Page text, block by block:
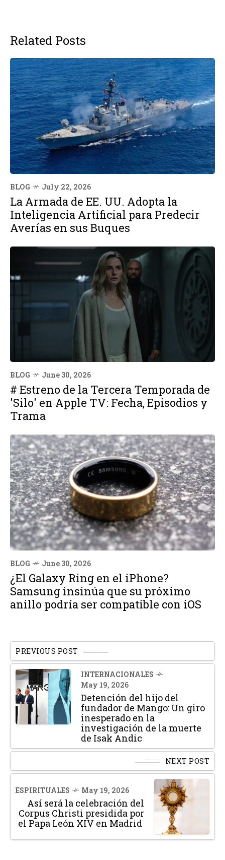
Related Posts
BLOG July 22, 2026
La Armada de EE. UU. Adopta la
Inteligencia Artificial para Predecir
Averías en sus Buques
BLOG June 30, 2026
# Estreno de la Tercera Temporada de
'Silo' en Apple TV: Fecha, Episodios y
Trama
BLOG June 30, 2026
¿El Galaxy Ring en el iPhone?
Samsung insinúa que su próximo
anillo podría ser compatible con iOS
PREVIOUS POST
INTERNACIONALES
May 19, 2026
Detención del hijo del
fundador de Mango: Un giro
inesperado en la
investigación de la muerte
de Isak Andic
NEXT POST
ESPIRITUALES May 19, 2026
Así será la celebración del
Corpus Christi presidida por
el Papa León XIV en Madrid